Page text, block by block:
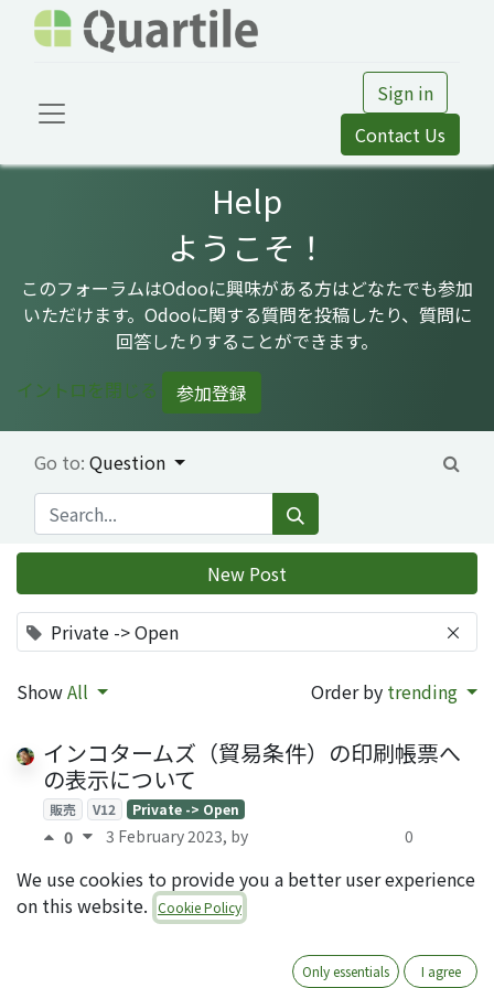
Sign in
Contact Us
Help
ようこそ！
このフォーラムはOdooに興味がある方はどなたでも参加
いただけます。Odooに関する質問を投稿したり、質問に
回答したりすることができます。
イントロを閉じる
参加登録
Go to: Question
Private -> Open ×
New Post
ShowAll Order by trending
インコタームズ（貿易条件）の印刷帳票へ
の表示について
販売 V12 Private -> Open
0 3 February 2023, by
0
アドオンモジュールへの翻訳追加手順
0
We use cookies to provide you a better user experience
on this website. Cookie Policy
Only essentials I agree